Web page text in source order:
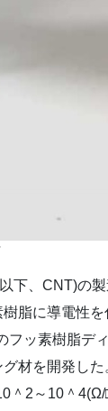
下、CNT)の
脂に導電性
フッ素樹脂デ
材を開発した
＾2～10＾